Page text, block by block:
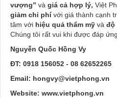
vượng” và giá cả hợp lý, Việt
giảm chi phí với giá thành cạnh
tâm với hiệu quả thẩm mỹ và độ
Chúng tôi rất vui khi được đáp
Nguyễn Quốc Hồng Vy
ĐT: 0918 156052 - 08 62652265
Email: hongvy@vietphong.vn
Website: www.vietphong.vn